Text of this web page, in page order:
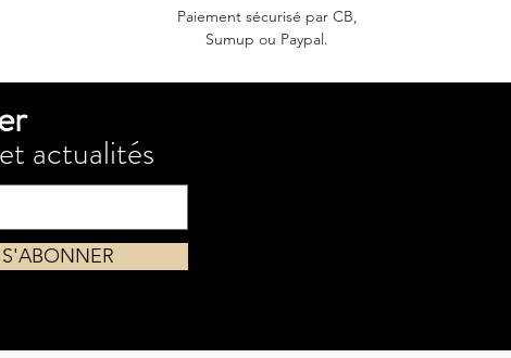
Paiement sécurisé par CB,
Sumup ou Paypal.
actualités
S'ABONNER